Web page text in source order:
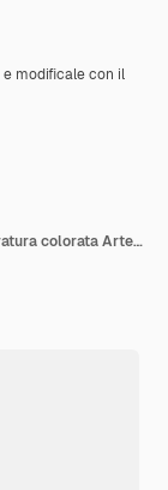
e modificale con il
Frase di calligrafia Tutto andrà bene Letteratura colorata Arte vettoriale